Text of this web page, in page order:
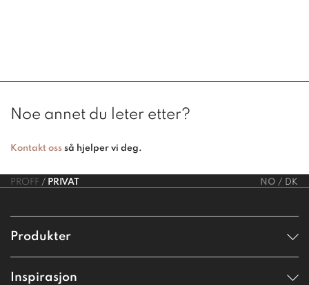
Noe annet du leter etter?
Kontakt oss så hjelper vi deg.
PROFF PRIVAT NO DK
Produkter
Inspirasjon